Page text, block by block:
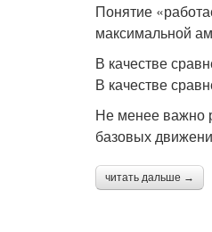
Понятие
максимальной
В качестве
В качестве
Не менее важно
базовых
читать дальше →